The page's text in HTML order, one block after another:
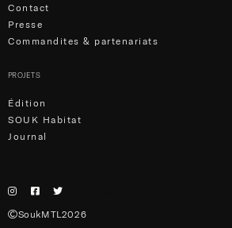
Contact
Presse
Commandites & partenariats
PROJETS
Édition
SOUK Habitat
Journal
SoukMTL2026